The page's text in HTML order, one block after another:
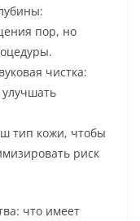
пор, но
чистка:
тип кожи, чтобы
риск
что имеет